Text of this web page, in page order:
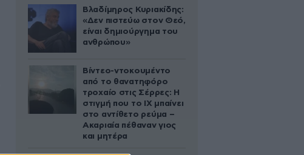
Βλαδίμηρος Κυριακίδης:
«Δεν πιστεύω στον Θεό,
είναι δημιούργημα του
ανθρώπου»
Βίντεο-ντοκουμέντο
από το θανατηφόρο
τροχαίο στις Σέρρες: Η
στιγμή που το ΙΧ μπαίνει
στο αντίθετο ρεύμα –
Ακαριαία πέθαναν γιος
και μητέρα